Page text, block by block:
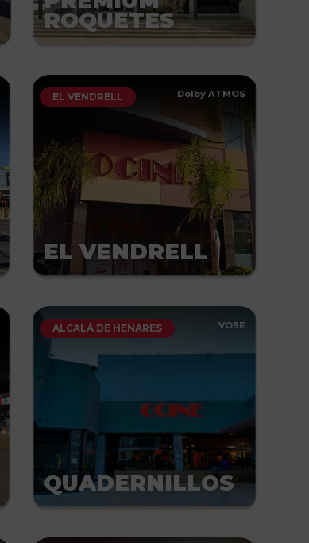
ROQUETES
EL VENDRELL Dolby ATMOS
EL VENDRELL
ALCALÁ DE HENARES VOSE
QUADERNILLOS